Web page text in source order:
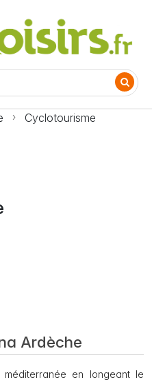
Cyclotourisme
Ardèche
en longeant le